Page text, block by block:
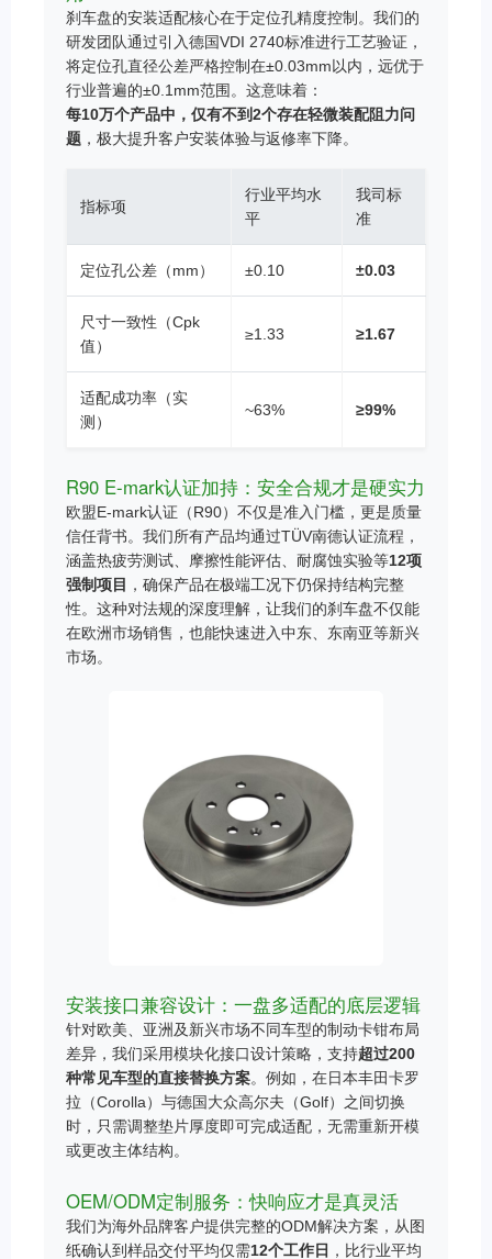
刹车盘的安装适配核心在于定位孔精度控制。我们的
研发团队通过引入德国VDI 2740标准进行工艺验证，
将定位孔直径公差严格控制在±0.03mm以内，远优于
行业普遍的±0.1mm范围。这意味着：
每10万个产品中，仅有不到2个存在轻微装配阻力问
题 ，极大提升客户安装体验与返修率下降。
指标项
行业平均水
平
我司标
准
定位孔公差（mm） ±0.10 ±0.03
尺寸一致性（Cpk
值）
≥1.33 ≥1.67
适配成功率（实
测）
~63% ≥99%
R90 E-mark认证加持：安全合规才是硬实力
欧盟E-mark认证（R90）不仅是准入门槛，更是质量
信任背书。我们所有产品均通过TÜV南德认证流程，
涵盖热疲劳测试、摩擦性能评估、耐腐蚀实验等12项
强制项目 ，确保产品在极端工况下仍保持结构完整
性。这种对法规的深度理解，让我们的刹车盘不仅能
在欧洲市场销售，也能快速进入中东、东南亚等新兴
市场。
安装接口兼容设计：一盘多适配的底层逻辑
针对欧美、亚洲及新兴市场不同车型的制动卡钳布局
差异，我们采用模块化接口设计策略，支持超过200
种常见车型的直接替换方案。例如，在日本丰田卡罗
拉（Corolla）与德国大众高尔夫（Golf）之间切换
时，只需调整垫片厚度即可完成适配，无需重新开模
或更改主体结构。
OEM/ODM定制服务：快响应才是真灵活
我们为海外品牌客户提供完整的ODM解决方案，从图
纸确认到样品交付平均仅需12个工作日 ，比行业平均